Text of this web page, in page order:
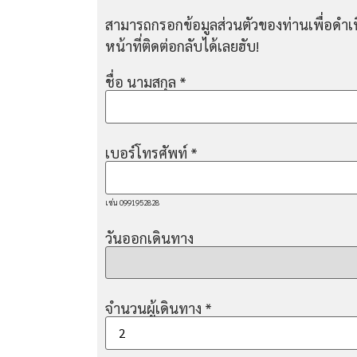
สามารถกรอกข้อมูลส่วนตัวของท่านเพื่อดำเ
หน้าที่ติดต่อกลับได้เลยฮับ!
ชื่อ นามสกุล *
เบอร์โทรศัพท์ *
เช่น 0991952828
วันออกเดินทาง
จำนวนผู้เดินทาง *